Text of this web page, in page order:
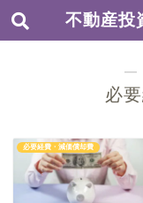
不動産投
―
必
必要経費・減価償却費